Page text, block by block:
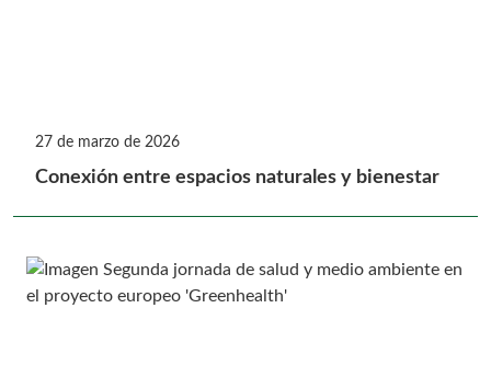
27 de marzo de 2026
Conexión entre espacios naturales y bienestar